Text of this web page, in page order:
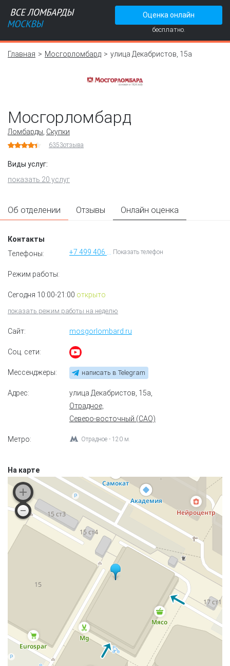
Оценка онлайн
бесплатно.
Главная Мосгорломбард улица Декабристов, 15а
Мосгорломбард
Ломбарды Скупки
6353отзыва
Виды услуг:
показать 20 услуг
Об отделении Отзывы Онлайн оценка
Контакты
Телефоны:
Показать телефон
Режим работы:
Сегодня 10:00-21:00 открыто
показать режим работы на неделю
Сайт: mosgorlombard.ru
Соц. сети:
Мессенджеры: написать в Telegram
Адрес: улица Декабристов, 15а
Отрадное,
Северо-восточный (САО)
Метро: Отрадное - 120 м.
На карте